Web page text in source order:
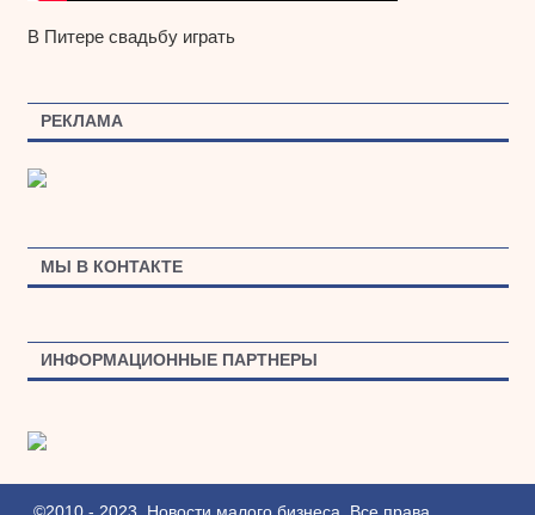
В Питере свадьбу играть
РЕКЛАМА
МЫ В КОНТАКТЕ
ИНФОРМАЦИОННЫЕ ПАРТНЕРЫ
©2010 - 2023. Новости малого бизнеса. Все права